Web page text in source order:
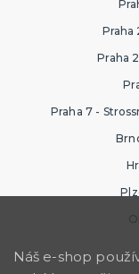
Praha
Praha
Praha 7 -
Náš e-shop